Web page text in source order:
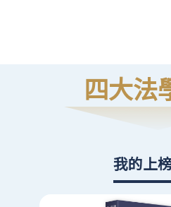
四大法
我的上